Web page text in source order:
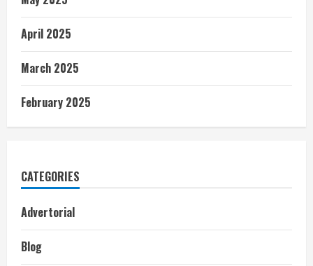
April 2025
March 2025
February 2025
CATEGORIES
Advertorial
Blog